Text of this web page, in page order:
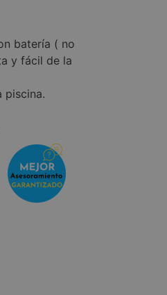
batería ( no
y fácil de la
piscina.